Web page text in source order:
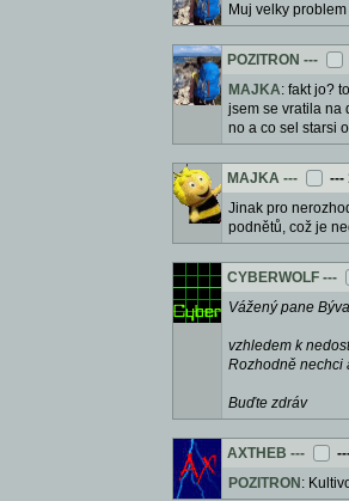
Muj velky
POZITRON ---
MAJKA: fakt jo?
jsem se vratila na
no a co sel starsi
MAJKA --- ---
Jinak pro
podnětů, což je
CYBERWOLF ---
Vážený pane
vzhledem k
Rozhodně nechci
Buďte zdráv
AXTHEB ---
POZITRON :